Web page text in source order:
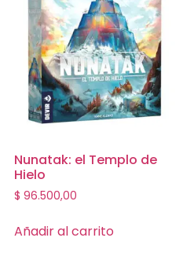
Nunatak: el Templo de
Hielo
$ 96.500,00
Añadir al carrito